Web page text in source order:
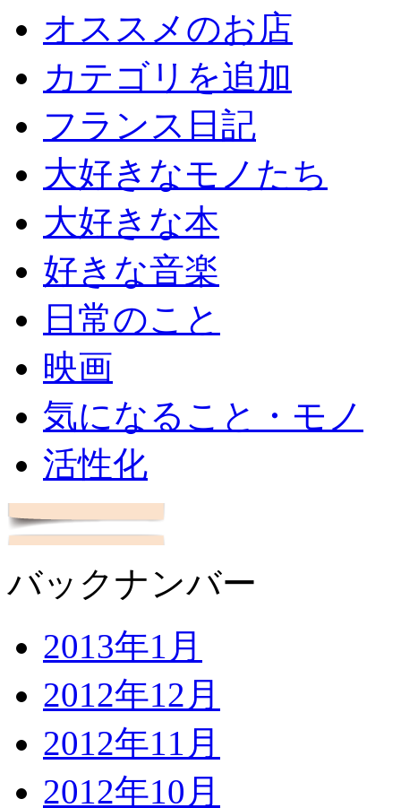
オススメのお店
カテゴリを追加
フランス日記
大好きなモノたち
大好きな本
好きな音楽
日常のこと
映画
気になること・モノ
活性化
バックナンバー
2013年1月
2012年12月
2012年11月
2012年10月